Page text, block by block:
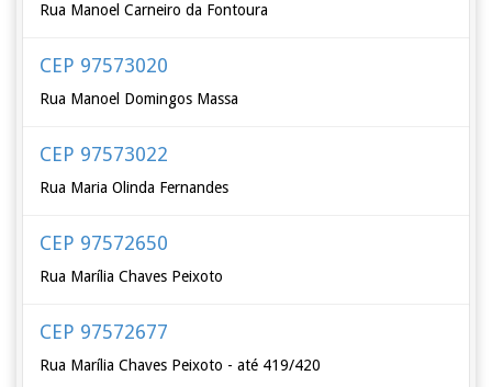
Rua Manoel Carneiro da Fontoura
CEP 97573020
Rua Manoel Domingos Massa
CEP 97573022
Rua Maria Olinda Fernandes
CEP 97572650
Rua Marília Chaves Peixoto
CEP 97572677
Rua Marília Chaves Peixoto - até 419/420